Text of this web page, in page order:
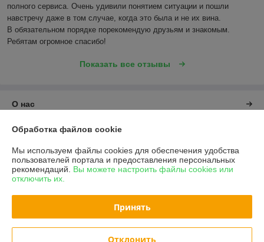
полного сервиса. Очень удивили понятием ситуации и пошли
навстречу даже в том случае, когда это была и не их вина.
В обязательном порядке порекомендую друзьям и знакомым.
Ребятам огромное спасибо!
Показать все отзывы
О нас
Контакты
Доставка и оплата
Обработка файлов cookie
Мы используем файлы cookies для обеспечения удобства
пользователей портала и предоставления персональных
рекомендаций. Вы можете настроить файлы cookies или
отключить их.
Принять
Отклонить